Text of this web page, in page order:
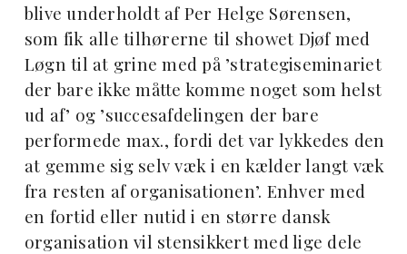
blive underholdt af Per Helge Sørensen,
som fik alle tilhørerne til showet Djøf med
Løgn til at grine med på ’strategiseminariet
der bare ikke måtte komme noget som helst
ud af’ og ’succesafdelingen der bare
performede max., fordi det var lykkedes den
at gemme sig selv væk i en kælder langt væk
fra resten af organisationen’. Enhver med
en fortid eller nutid i en større dansk
organisation vil stensikkert med lige dele